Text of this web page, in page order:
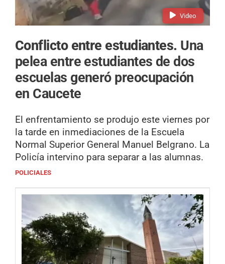
Video
Conflicto entre estudiantes. Una
pelea entre estudiantes de dos
escuelas generó preocupación
en Caucete
El enfrentamiento se produjo este viernes por
la tarde en inmediaciones de la Escuela
Normal Superior General Manuel Belgrano. La
Policía intervino para separar a las alumnas.
POLICIALES